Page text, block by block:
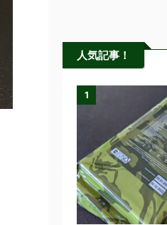
人気記事！
1